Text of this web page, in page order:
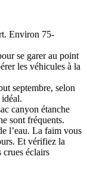
Environ 75-
se garer au point
les véhicules à la
septembre, selon
canyon étanche
sont fréquents.
l’eau. La faim vous
Et vérifiez la
crues éclairs